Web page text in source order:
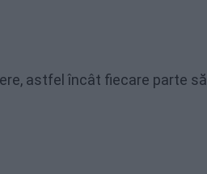
astfel încât fiecare parte